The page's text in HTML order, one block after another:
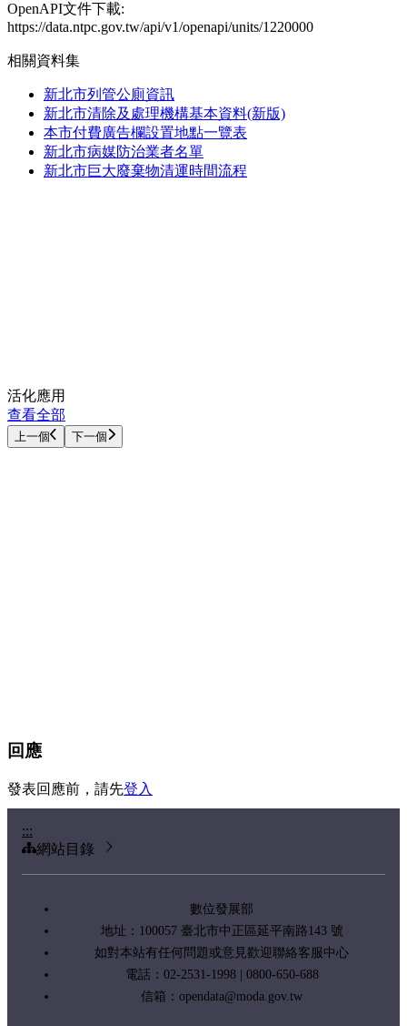
OpenAPI文件下載:
https://data.ntpc.gov.tw/api/v1/openapi/units/1220000
相關資料集
新北市列管公廁資訊
新北市清除及處理機構基本資料(新版)
本市付費廣告欄設置地點一覽表
新北市病媒防治業者名單
新北市巨大廢棄物清運時間流程
活化應用
查看全部
上一個 下一個
回應
發表回應前，請先登入
:::
網站目錄
數位發展部
地址：100057 臺北市中正區延平南路143 號
如對本站有任何問題或意見歡迎聯絡客服中心
電話：02-2531-1998 | 0800-650-688
信箱： opendata@moda.gov.tw